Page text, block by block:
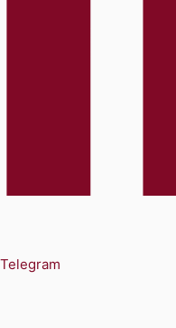
Telegram